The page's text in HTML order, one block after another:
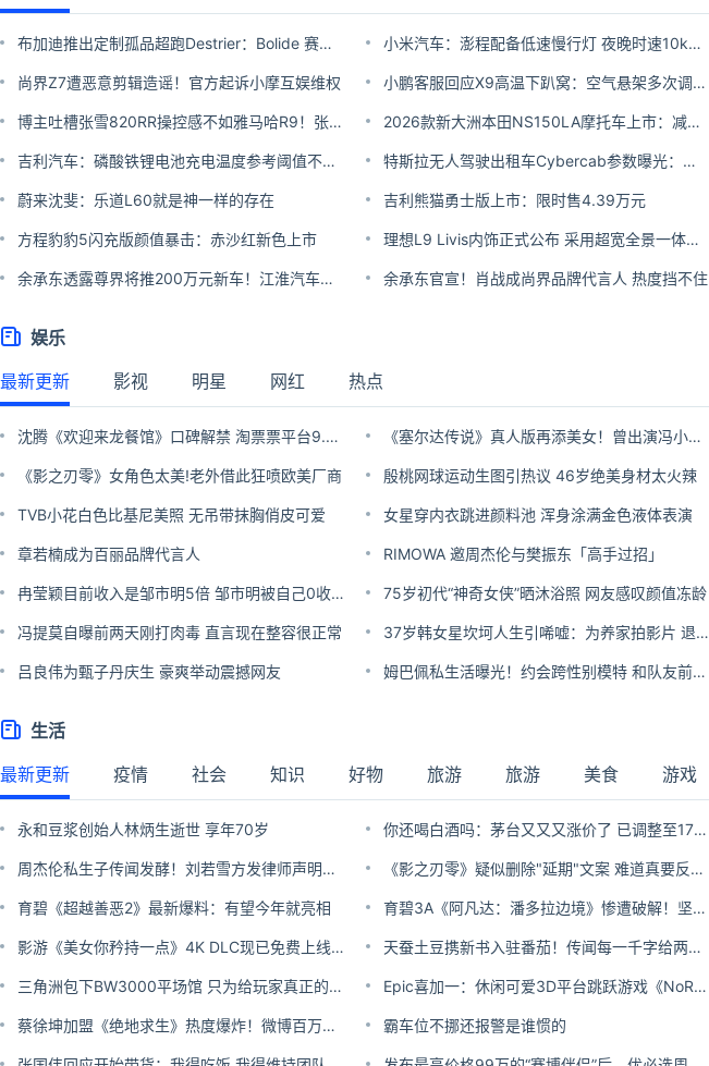
布加迪推出定制孤品超跑Destrier：Bolide 赛道机器变身优雅艺术品 全球仅此一辆 小米汽车：澎程配备低速慢行灯 夜晚时速10km/h内自动打开
尚界Z7遭恶意剪辑造谣！官方起诉小摩互娱维权 小鹏客服回应X9高温下趴窝：空气悬架多次调节触发了热保护
博主吐槽张雪820RR操控感不如雅马哈R9！张雪硬刚：挑战输了送100台820RR 2026款新大洲本田NS150LA摩托车上市：减震、储物、车机全升级
吉利汽车：磷酸铁锂电池充电温度参考阈值不超过65℃ 特斯拉无人驾驶出租车Cybercab参数曝光：前驱动力、配48度电池
蔚来沈斐：乐道L60就是神一样的存在 吉利熊猫勇士版上市：限时售4.39万元
方程豹豹5闪充版颜值暴击：赤沙红新色上市 理想L9 Livis内饰正式公布 采用超宽全景一体屏+移动屏
余承东透露尊界将推200万元新车！江淮汽车今日涨停 市值破千亿 余承东官宣！肖战成尚界品牌代言人 热度挡不住
娱乐
最新更新
影视 明星 网红 热点
沈腾《欢迎来龙餐馆》口碑解禁 淘票票平台9.8分 《塞尔达传说》真人版再添美女！曾出演冯小刚电影
《影之刃零》女角色太美!老外借此狂喷欧美厂商 殷桃网球运动生图引热议 46岁绝美身材太火辣
TVB小花白色比基尼美照 无吊带抹胸俏皮可爱 女星穿内衣跳进颜料池 浑身涂满金色液体表演
章若楠成为百丽品牌代言人 RIMOWA 邀周杰伦与樊振东「高手过招」
冉莹颖目前收入是邹市明5倍 邹市明被自己0收入吓到了 75岁初代“神奇女侠”晒沐浴照 网友感叹颜值冻龄
冯提莫自曝前两天刚打肉毒 直言现在整容很正常 37岁韩女星坎坷人生引唏嘘：为养家拍影片 退圈送外卖救助流浪动物
吕良伟为甄子丹庆生 豪爽举动震撼网友 姆巴佩私生活曝光！约会跨性别模特 和队友前任传绯闻
生活
最新更新
疫情 社会 知识 好物 旅游 旅游 美食 游戏
永和豆浆创始人林炳生逝世 享年70岁 你还喝白酒吗：茅台又又又涨价了 已调整至1753元/瓶
周杰伦私生子传闻发酵！刘若雪方发律师声明辟谣 《影之刃零》疑似删除"延期"文案 难道真要反向跳票?
育碧《超越善恶2》最新爆料：有望今年就亮相 育碧3A《阿凡达：潘多拉边境》惨遭破解！坚挺3年被传统派攻破
影游《美女你矜持一点》4K DLC现已免费上线Epic 天蚕土豆携新书入驻番茄！传闻每一千字给两万元
三角洲包下BW3000平场馆 只为给玩家真正的线下搜打撤 Epic喜加一：休闲可爱3D平台跳跃游戏《NoRush!》
蔡徐坤加盟《绝地求生》热度爆炸！微博百万点赞粉丝高潮 霸车位不挪还报警是谁惯的